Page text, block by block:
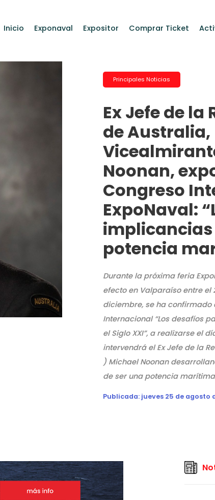
Inicio Exponaval Expositor Comprar Ticket
Principales Noticias
Ex Jefe de la
de Australia,
Noonan,
Congreso
ExpoNaval:
implicancias
potencia
Durante la próxima feria
efecto en Valparaíso entre el
diciembre, se ha confirmado
Internacional “Los desafíos
el Siglo XXI”, a realizarse el
intervendrá el Ex Jefe de la
) Michael Noonan
de ser una potencia
Publicada: jueves 25 de agosto